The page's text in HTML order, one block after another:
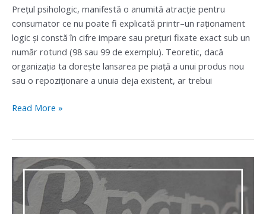
Preţul psihologic, manifestă o anumită atracţie pentru
consumator ce nu poate fi explicată printr–un raţionament
logic şi constă în cifre impare sau preţuri fixate exact sub un
număr rotund (98 sau 99 de exemplu). Teoretic, dacă
organizaţia ta doreşte lansarea pe piaţă a unui produs nou
sau o repoziţionare a unuia deja existent, ar trebui
Read More »
Cum
alegi
sa